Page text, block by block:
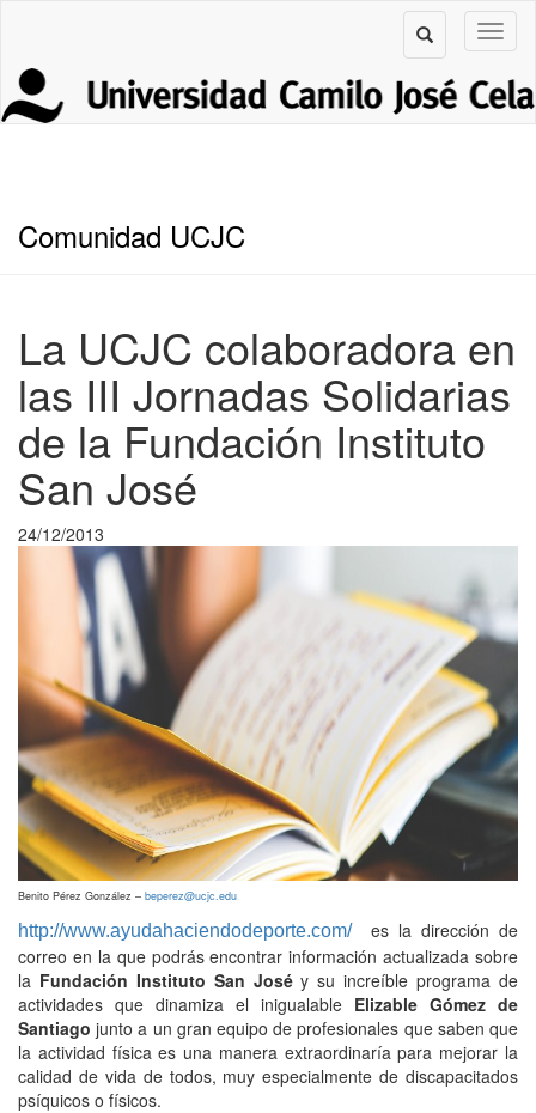
Comunidad UCJC
La UCJC colaboradora en
las III Jornadas Solidarias
de la Fundación Instituto
San José
24/12/2013
Benito Pérez González – beperez@ucjc.edu
http://www.ayudahaciendodeporte.com/
es la dirección de
correo en la que podrás encontrar información actualizada sobre
la Fundación Instituto San Joséy su increíble programa de
actividades que dinamiza el inigualable Elizable Gómez de
Santiagojunto a un gran equipo de profesionales que saben que
la actividad física es una manera extraordinaría para mejorar la
calidad de vida de todos, muy especialmente de discapacitados
psíquicos o físicos.